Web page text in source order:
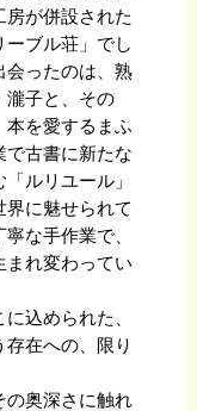
房が併設された
ーブル荘」でし
会ったのは、熟
瀧子と、その
本を愛するまふ
で古書に新たな
ルリユール」
界に魅せられて
な手作業で、
まれ変わってい
込められた、
存在への、限り
の奥深さに触れ